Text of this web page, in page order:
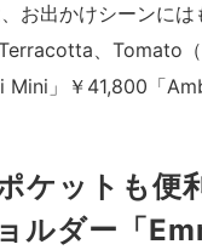
お出かけシーンに
、Tomato
」￥41,800「
ケットも便
ルダー「